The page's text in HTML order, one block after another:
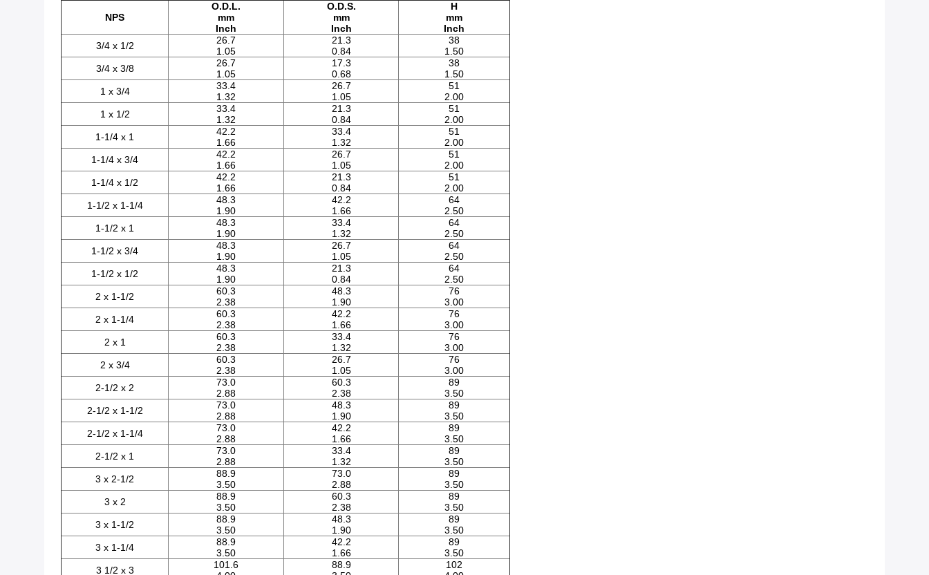
NPS
O.D.L.
mm
Inch
O.D.S.
mm
Inch
H
mm
Inch
3/4 x 1/2
26.7
1.05
21.3
0.84
38
1.50
3/4 x 3/8
26.7
1.05
17.3
0.68
38
1.50
1 x 3/4
33.4
1.32
26.7
1.05
51
2.00
1 x 1/2
33.4
1.32
21.3
0.84
51
2.00
1-1/4 x 1
42.2
1.66
33.4
1.32
51
2.00
1-1/4 x 3/4
42.2
1.66
26.7
1.05
51
2.00
1-1/4 x 1/2
42.2
1.66
21.3
0.84
51
2.00
1-1/2 x 1-1/4
48.3
1.90
42.2
1.66
64
2.50
1-1/2 x 1
48.3
1.90
33.4
1.32
64
2.50
1-1/2 x 3/4
48.3
1.90
26.7
1.05
64
2.50
1-1/2 x 1/2
48.3
1.90
21.3
0.84
64
2.50
2 x 1-1/2
60.3
2.38
48.3
1.90
76
3.00
2 x 1-1/4
60.3
2.38
42.2
1.66
76
3.00
2 x 1
60.3
2.38
33.4
1.32
76
3.00
2 x 3/4
60.3
2.38
26.7
1.05
76
3.00
2-1/2 x 2
73.0
2.88
60.3
2.38
89
3.50
2-1/2 x 1-1/2
73.0
2.88
48.3
1.90
89
3.50
2-1/2 x 1-1/4
73.0
2.88
42.2
1.66
89
3.50
2-1/2 x 1
73.0
2.88
33.4
1.32
89
3.50
3 x 2-1/2
88.9
3.50
73.0
2.88
89
3.50
3 x 2
88.9
3.50
60.3
2.38
89
3.50
3 x 1-1/2
88.9
3.50
48.3
1.90
89
3.50
3 x 1-1/4
88.9
3.50
42.2
1.66
89
3.50
3 1/2 x 3
101.6
88.9
102